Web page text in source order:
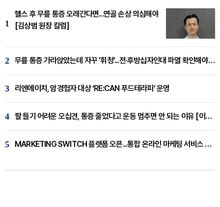
1
헬스 후 무릎 통증 오래간다면...연골 손상 의심해야
[김상범 원장 칼럼]
2 무릎 통증 가라앉았는데 자꾸 '휘청'...전·후방십자인대 파열 확인해야 [곽우경 원장 칼럼]
3 리엔에이치, 암경험자 대상 ‘RE:CAN 푸드테라피’ 운영
4 팔 들기 어려운 오십견, 통증 줄었다고 운동 멈추면 안 되는 이유 [이병욱 원장 칼럼]
5 MARKETING SWITCH 플랫폼 오픈...통합 온라인 마케팅 서비스 확대